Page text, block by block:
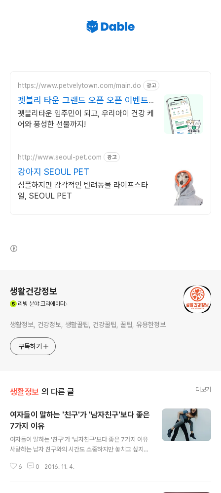
https://www.petvelytown.com/main.do 광고
펫블리 타운 그랜드 오픈 오픈 이벤트
진행 중!
펫블리타운 입주민이 되고, 우리아이 건강 케
어와 풍성한 선물까지!
http://www.seoul-pet.com 광고
강아지 SEOUL PET
심플하지만 감각적인 반려동물 라이프스타
일, SEOUL PET
생활건강정보
리빙 분야 크리에이터
생활정보, 건강정보, 생활꿀팁, 건강꿀팁, 꿀팁, 유용한정보
구독하기
생활정보 의 다른 글 더보기
여자들이 말하는 '친구'가 '남자친구'보다 좋은
7가지 이유
여자들이 말하는 '친구'가 '남자친구'보다 좋은 7가지 이유
사랑하는 남자 친구와의 시간도 소중하지만 놓치고 싶지
번쯤 여자친구들끼리 있을 때 더욱 말이 잘 통하는 경험을
6 0 2016. 11. 4.